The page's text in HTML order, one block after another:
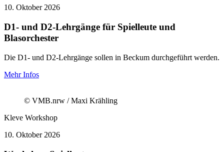
10. Oktober 2026
D1- und D2-Lehrgänge für Spielleute und
Blasorchester
Die D1- und D2-Lehrgänge sollen in Beckum durchgeführt werden.
Mehr Infos
© VMB.nrw / Maxi Krähling
Kleve Workshop
10. Oktober 2026